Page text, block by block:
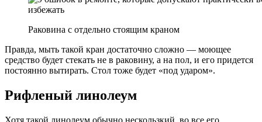
Раковина с отдельно стоящим краном
Правда, мыть такой кран достаточно сложно — моющее
средство будет стекать не в раковину, а на пол, и его придется
постоянно вытирать. Стол тоже будет «под ударом».
Рифленый линолеум
Хотя такой линолеум обычно нескользкий, во все его